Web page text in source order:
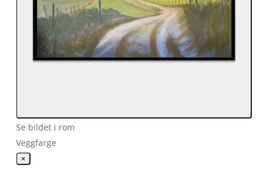
Se bildet i rom
Veggfarge
×